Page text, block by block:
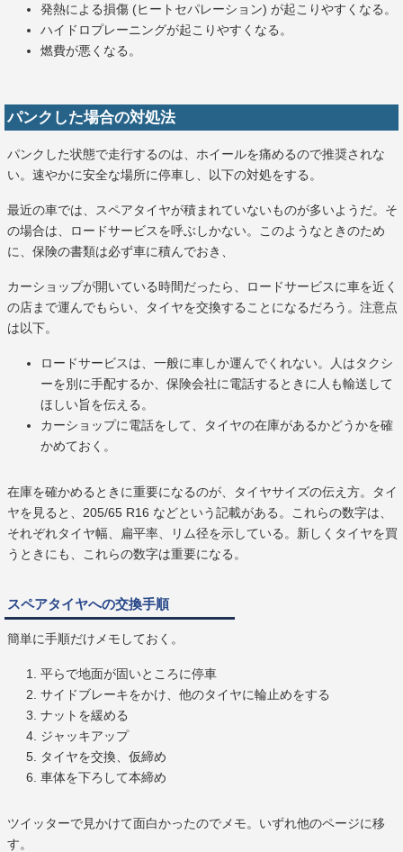
発熱による損傷 (ヒートセパレーション) が起こりやすくなる。
ハイドロプレーニングが起こりやすくなる。
燃費が悪くなる。
パンクした場合の対処法
パンクした状態で走行するのは、ホイールを痛めるので推奨されな
い。速やかに安全な場所に停車し、以下の対処をする。
最近の車では、スペアタイヤが積まれていないものが多いようだ。そ
の場合は、ロードサービスを呼ぶしかない。このようなときのため
に、保険の書類は必ず車に積んでおき、
カーショップが開いている時間だったら、ロードサービスに車を近く
の店まで運んでもらい、タイヤを交換することになるだろう。注意点
は以下。
ロードサービスは、一般に車しか運んでくれない。人はタクシ
ーを別に手配するか、保険会社に電話するときに人も輸送して
ほしい旨を伝える。
カーショップに電話をして、タイヤの在庫があるかどうかを確
かめておく。
在庫を確かめるときに重要になるのが、タイヤサイズの伝え方。タイ
ヤを見ると、205/65 R16 などという記載がある。これらの数字は、
それぞれタイヤ幅、扁平率、リム径を示している。新しくタイヤを買
うときにも、これらの数字は重要になる。
スペアタイヤへの交換手順
簡単に手順だけメモしておく。
平らで地面が固いところに停車
サイドブレーキをかけ、他のタイヤに輪止めをする
ナットを緩める
ジャッキアップ
タイヤを交換、仮締め
車体を下ろして本締め
ツイッターで見かけて面白かったのでメモ。いずれ他のページに移
す。